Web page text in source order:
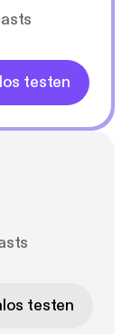
testen
testen